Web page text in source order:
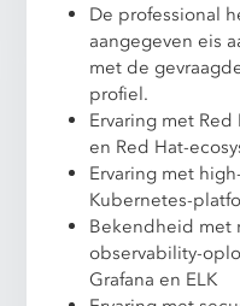
De professional
aangegeven eis
met de
profiel.
Ervaring met Red
en Red Hat-
Ervaring met
Kubernetes-
Bekendheid met
observability-
Grafana en ELK